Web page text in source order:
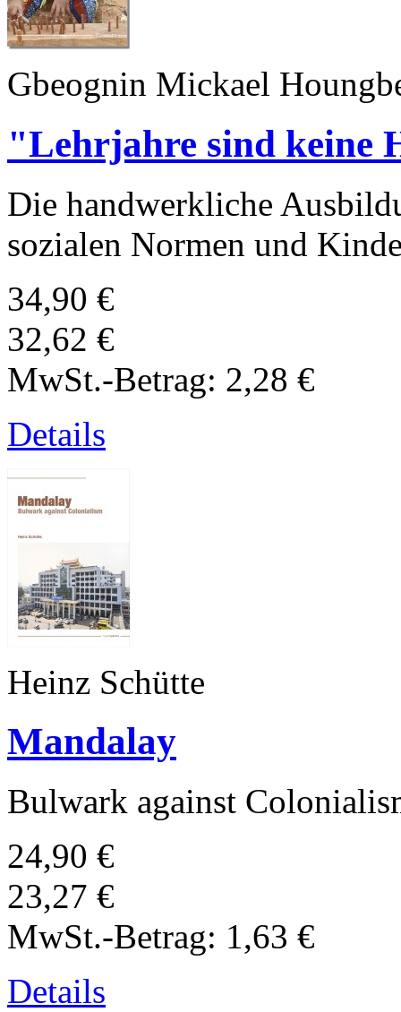
Gbeognin Mickael
"Lehrjahre sind keine
Die handwerkliche
sozialen Normen und
34,90 €
32,62 €
MwSt.-Betrag: 2,28 €
Details
Heinz Schütte
Mandalay
Bulwark against
24,90 €
23,27 €
MwSt.-Betrag: 1,63 €
Details